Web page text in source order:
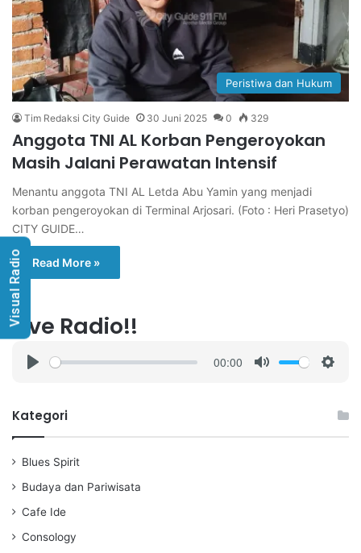
Peristiwa dan Hukum
Tim Redaksi City Guide 30 Juni 2025 0 329
Anggota TNI AL Korban Pengeroyokan
Masih Jalani Perawatan Intensif
Menantu anggota TNI AL Letda Abu Yamin yang menjadi
korban pengeroyokan di Terminal Arjosari. (Foto : Heri Prasetyo)
CITY GUIDE…
Read More »
Live Radio!!
a
00:00
Kategori
Blues Spirit
Budaya dan Pariwisata
Cafe Ide
Consology
Visual Radio